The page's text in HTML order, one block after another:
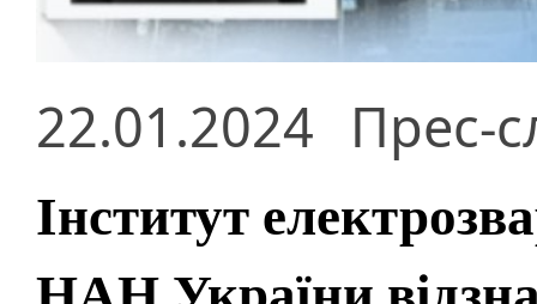
22.01.2024 Прес-
Інститут